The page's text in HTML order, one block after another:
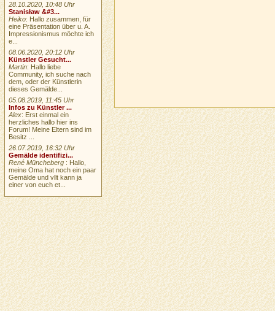
28.10.2020, 10:48 Uhr
Stanisław &#3...
Heiko: Hallo zusammen, für
eine Präsentation über u. A.
Impressionismus möchte ich
e...
08.06.2020, 20:12 Uhr
Künstler Gesucht...
Martin: Hallo liebe
Community, ich suche nach
dem, oder der Künstlerin
dieses Gemälde...
05.08.2019, 11:45 Uhr
Infos zu Künstler ...
Alex: Erst einmal ein
herzliches hallo hier ins
Forum! Meine Eltern sind im
Besitz ...
26.07.2019, 16:32 Uhr
Gemälde identifizi...
René Müncheberg : Hallo,
meine Oma hat noch ein paar
Gemälde und vllt kann ja
einer von euch et...